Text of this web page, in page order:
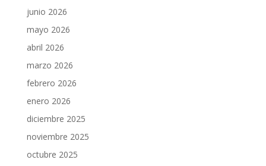
junio 2026
mayo 2026
abril 2026
marzo 2026
febrero 2026
enero 2026
diciembre 2025
noviembre 2025
octubre 2025